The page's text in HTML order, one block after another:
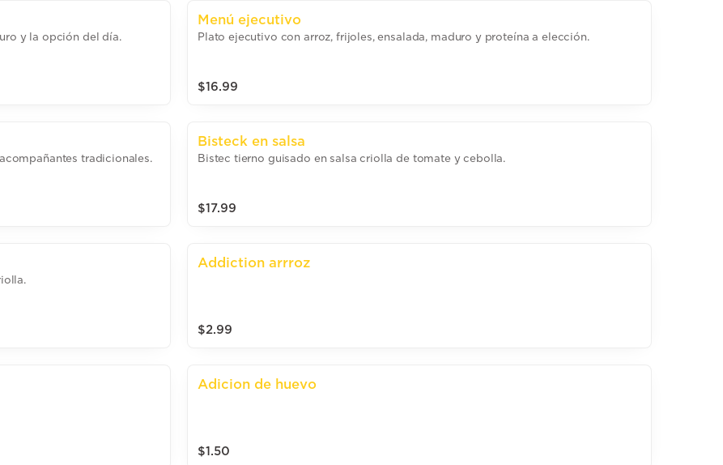
y la opción del día.
Menú ejecutivo
Plato ejecutivo con arroz, frijoles, ensalada, maduro y proteína a elección.
$16.99
tradicionales.
Bisteck en salsa
Bistec tierno guisado en salsa criolla de tomate y cebolla.
$17.99
Addiction arrroz
$2.99
Adicion de huevo
$1.50